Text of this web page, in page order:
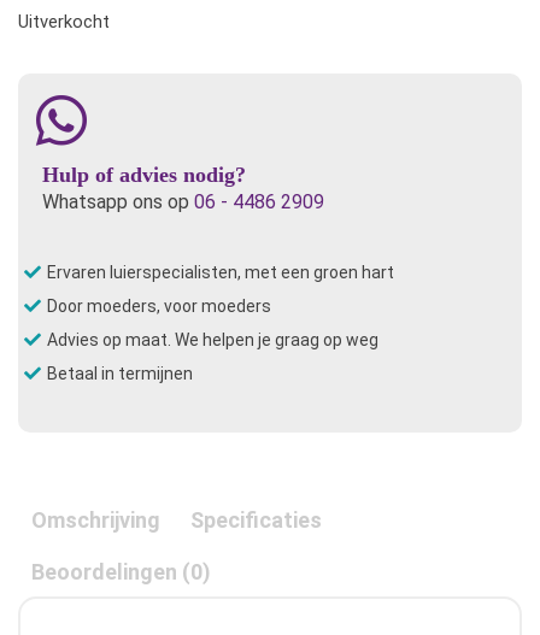
Uitverkocht
Hulp of advies nodig?
Whatsapp ons op 06 - 4486 2909
Ervaren luierspecialisten, met een groen hart
Door moeders, voor moeders
Advies op maat. We helpen je graag op weg
Betaal in termijnen
Omschrijving Specificaties
Beoordelingen (0)